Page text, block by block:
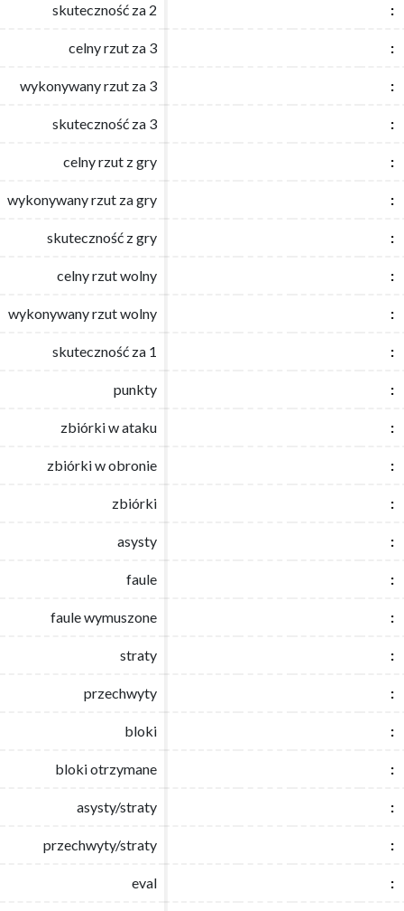
skuteczność za 2 :
celny rzut za 3 :
wykonywany rzut za 3 :
skuteczność za 3 :
celny rzut z gry :
wykonywany rzut za gry :
skuteczność z gry :
celny rzut wolny :
wykonywany rzut wolny :
skuteczność za 1 :
punkty :
zbiórki w ataku :
zbiórki w obronie :
zbiórki :
asysty :
faule :
faule wymuszone :
straty :
przechwyty :
bloki :
bloki otrzymane :
asysty/straty :
przechwyty/straty :
eval :
skuteczność za 2 :
celny rzut za 3 :
wykonywany rzut za 3 :
skuteczność za 3 :
celny rzut z gry :
wykonywany rzut za gry :
skuteczność z gry :
celny rzut wolny :
wykonywany rzut wolny :
skuteczność za 1 :
punkty :
zbiórki w ataku :
zbiórki w obronie :
zbiórki :
asysty :
faule :
faule wymuszone :
straty :
przechwyty :
bloki :
bloki otrzymane :
asysty/straty :
przechwyty/straty :
eval :